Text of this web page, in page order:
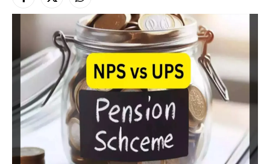
Facebook
X
(Twitter)
Instagram